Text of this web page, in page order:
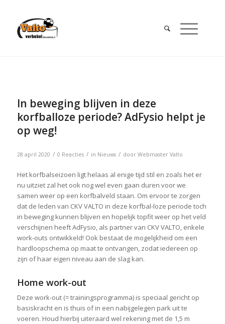
In beweging blijven in deze
korfballoze periode? AdFysio helpt je
op weg!
28 april 2020 / 0 Reacties / in Nieuws / door Webmaster Valto
Het korfbalseizoen ligt helaas al enige tijd stil en zoals het er
nu uitziet zal het ook nog wel even gaan duren voor we
samen weer op een korfbalveld staan. Om ervoor te zorgen
dat de leden van CKV VALTO in deze korfbal-loze periode toch
in beweging kunnen blijven en hopelijk topfit weer op het veld
verschijnen heeft AdFysio, als partner van CKV VALTO, enkele
work-outs ontwikkeld! Ook bestaat de mogelijkheid om een
hardloopschema op maat te ontvangen, zodat iedereen op
zijn of haar eigen niveau aan de slag kan.
Home work-out
Deze work-out (= trainingsprogramma) is speciaal gericht op
basiskracht en is thuis of in een nabijgelegen park uit te
voeren. Houd hierbij uiteraard wel rekening met de 1,5 m